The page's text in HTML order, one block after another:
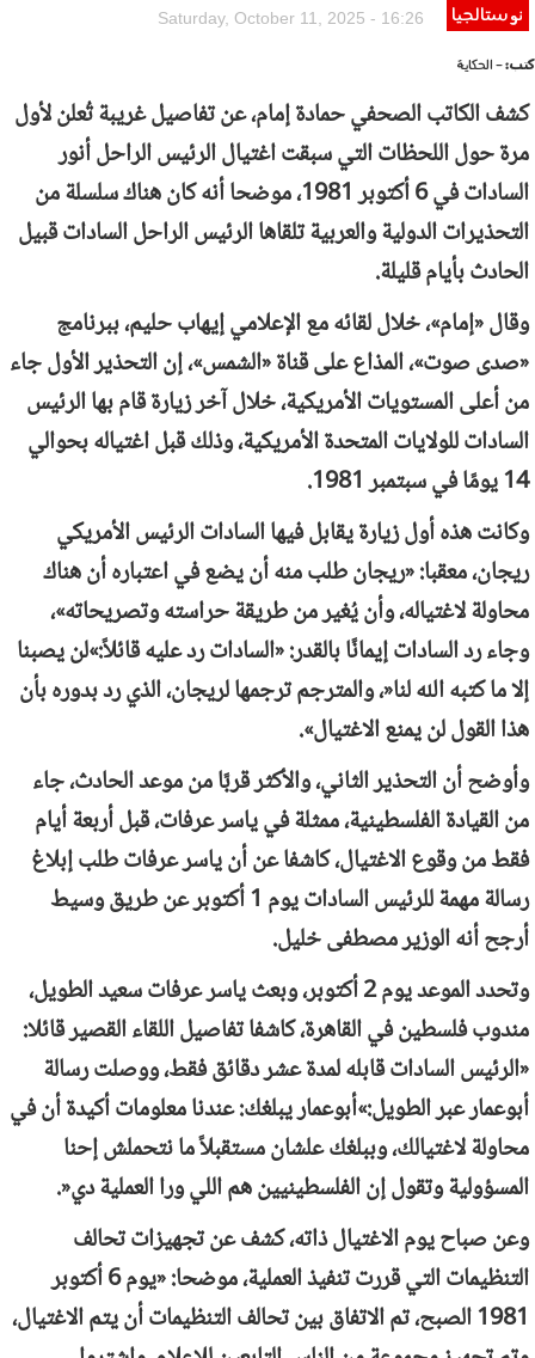
نوستالجيا Saturday, October 11, 2025 - 16:26
كتب:- الحكاية
كشف الكاتب الصحفي حمادة إمام، عن تفاصيل غريبة تُعلن لأول
مرة حول اللحظات التي سبقت اغتيال الرئيس الراحل أنور
السادات في 6 أكتوبر 1981، موضحا أنه كان هناك سلسلة من
التحذيرات الدولية والعربية تلقاها الرئيس الراحل السادات قبيل
الحادث بأيام قليلة.
وقال «إمام»، خلال لقائه مع الإعلامي إيهاب حليم، ببرنامج
«صدى صوت»، المذاع على قناة «الشمس»، إن التحذير الأول جاء
من أعلى المستويات الأمريكية، خلال آخر زيارة قام بها الرئيس
السادات للولايات المتحدة الأمريكية، وذلك قبل اغتياله بحوالي
14 يومًا في سبتمبر 1981.
وكانت هذه أول زيارة يقابل فيها السادات الرئيس الأمريكي
ريجان، معقبا: «ريجان طلب منه أن يضع في اعتباره أن هناك
محاولة لاغتياله، وأن يُغير من طريقة حراسته وتصريحاته»، ​
وجاء رد السادات إيمانًا بالقدر: «السادات رد عليه قائلاً:»لن يصبنا
إلا ما كتبه الله لنا«، والمترجم ترجمها لريجان، الذي رد بدوره بأن
هذا القول لن يمنع الاغتيال».
​وأوضح أن التحذير الثاني، والأكثر قربًا من موعد الحادث، جاء
من القيادة الفلسطينية، ممثلة في ياسر عرفات، قبل أربعة أيام
فقط من وقوع الاغتيال، كاشفا عن أن ياسر عرفات طلب إبلاغ
رسالة مهمة للرئيس السادات يوم 1 أكتوبر عن طريق وسيط
أرجح أنه الوزير مصطفى خليل.
وتحدد الموعد يوم 2 أكتوبر، وبعث ياسر عرفات سعيد الطويل،
مندوب فلسطين في القاهرة، كاشفا تفاصيل اللقاء القصير قائلا:
«الرئيس السادات قابله لمدة عشر دقائق فقط، ووصلت رسالة
أبوعمار عبر الطويل:»أبوعمار يبلغك: عندنا معلومات أكيدة أن في
محاولة لاغتيالك، وببلغك علشان مستقبلاً ما نتحملش إحنا
المسؤولية وتقول إن الفلسطينيين هم اللي ورا العملية دي«.
​وعن صباح يوم الاغتيال ذاته، كشف عن تجهيزات تحالف
التنظيمات التي قررت تنفيذ العملية، موضحا: «يوم 6 أكتوبر
1981 الصبح، تم الاتفاق بين تحالف التنظيمات أن يتم الاغتيال،